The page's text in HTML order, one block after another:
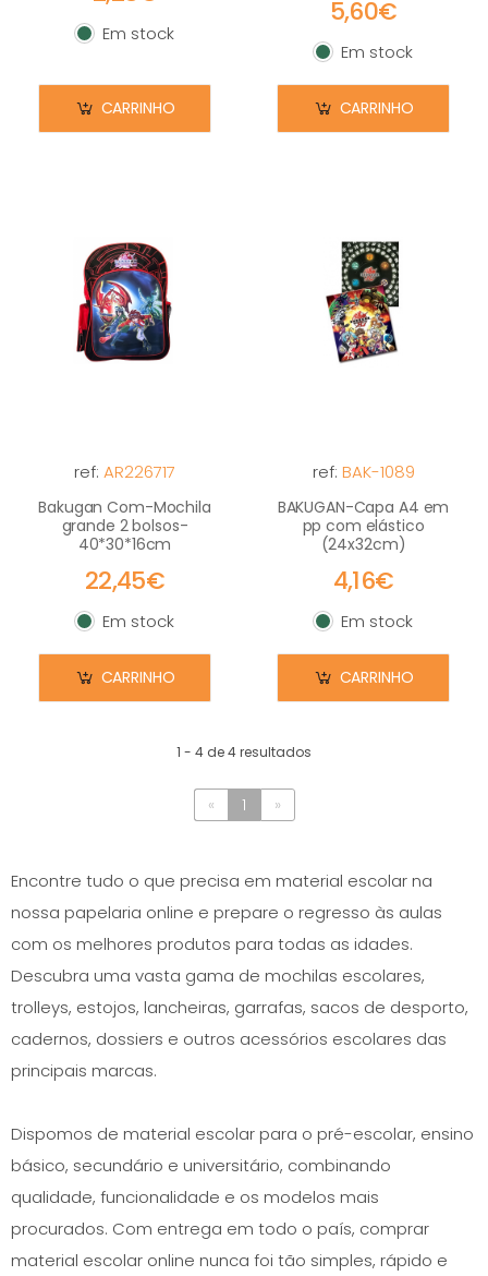
Em stock
Em stock
CARRINHO
5,60€
Em stock
Em stock
CARRINHO
ref: AR226717
Bakugan Com-Mochila
grande 2 bolsos-
40*30*16cm
22,45€
Em stock
Em stock
CARRINHO
ref: BAK-1089
BAKUGAN-Capa A4 em
pp com elástico
(24x32cm)
4,16€
Em stock
Em stock
CARRINHO
1 - 4 de 4 resultados
« 1 »
Encontre tudo o que precisa em material escolar na
nossa papelaria online e prepare o regresso às aulas
com os melhores produtos para todas as idades.
Descubra uma vasta gama de mochilas escolares,
trolleys, estojos, lancheiras, garrafas, sacos de desporto,
cadernos, dossiers e outros acessórios escolares das
principais marcas.
Dispomos de material escolar para o pré-escolar, ensino
básico, secundário e universitário, combinando
qualidade, funcionalidade e os modelos mais
procurados. Com entrega em todo o país, comprar
material escolar online nunca foi tão simples, rápido e